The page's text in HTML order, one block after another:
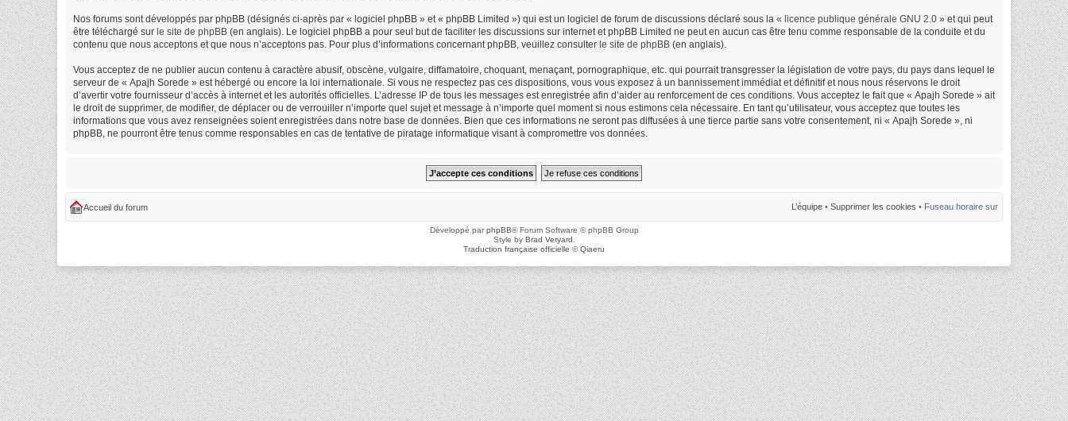
Nos forums sont développés par phpBB (désignés ci-après par « logiciel phpBB » et « phpBB Limited ») qui est un logiciel de forum de discussions déclaré sous la « licence publique générale GNU 2.0 » et qui peut
être téléchargé sur le site de phpBB (en anglais). Le logiciel phpBB a pour seul but de faciliter les discussions sur internet et phpBB Limited ne peut en aucun cas être tenu comme responsable de la conduite et du
contenu que nous acceptons et que nous n’acceptons pas. Pour plus d’informations concernant phpBB, veuillez consulter le site de phpBB (en anglais).
Vous acceptez de ne publier aucun contenu à caractère abusif, obscène, vulgaire, diffamatoire, choquant, menaçant, pornographique, etc. qui pourrait transgresser la législation de votre pays, du pays dans lequel le
serveur de « Apajh Sorede » est hébergé ou encore la loi internationale. Si vous ne respectez pas ces dispositions, vous vous exposez à un bannissement immédiat et définitif et nous nous réservons le droit
d’avertir votre fournisseur d’accès à internet et les autorités officielles. L’adresse IP de tous les messages est enregistrée afin d’aider au renforcement de ces conditions. Vous acceptez le fait que « Apajh Sorede » ait
le droit de supprimer, de modifier, de déplacer ou de verrouiller n’importe quel sujet et message à n’importe quel moment si nous estimons cela nécessaire. En tant qu’utilisateur, vous acceptez que toutes les
informations que vous avez renseignées soient enregistrées dans notre base de données. Bien que ces informations ne seront pas diffusées à une tierce partie sans votre consentement, ni « Apajh Sorede », ni
phpBB, ne pourront être tenus comme responsables en cas de tentative de piratage informatique visant à compromettre vos données.
Accueil du forum L’équipe • Supprimer les cookies • Fuseau horaire sur
Développé parphpBB® Forum Software © phpBB Group
Style by Brad Veryard
Traduction française officielle ©Qiaeru